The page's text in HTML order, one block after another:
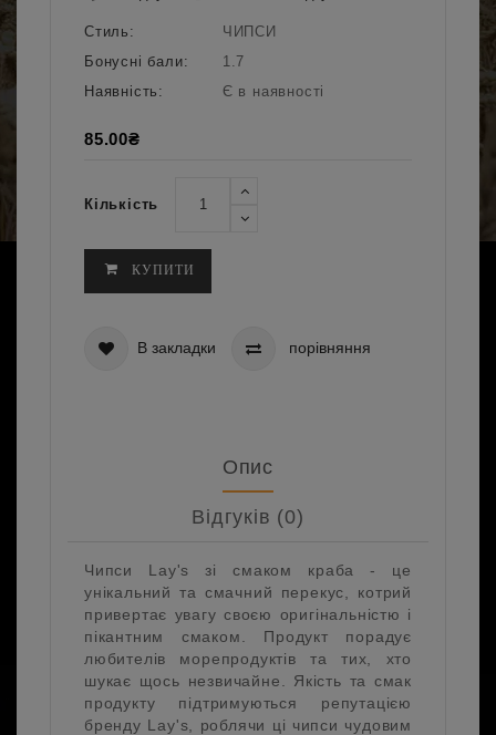
Стиль:
ЧИПСИ
Бонусні бали:
1.7
Наявність:
Є в наявності
85.00₴
Кількість
КУПИТИ
В закладки порівняння
Опис
Відгуків (0)
Чипси Lay's зі смаком краба - це
унікальний та смачний перекус, котрий
привертає увагу своєю оригінальністю і
пікантним смаком. Продукт порадує
любителів морепродуктів та тих, хто
шукає щось незвичайне. Якість та смак
продукту підтримуються репутацією
бренду Lay's, роблячи ці чипси чудовим